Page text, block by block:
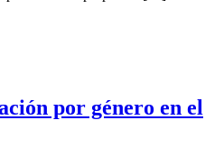
por género en el